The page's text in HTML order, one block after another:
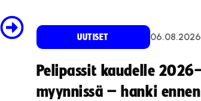
UUTISET 06.08.2026
Pelipassit kaudelle
myynnissä – hanki ennen